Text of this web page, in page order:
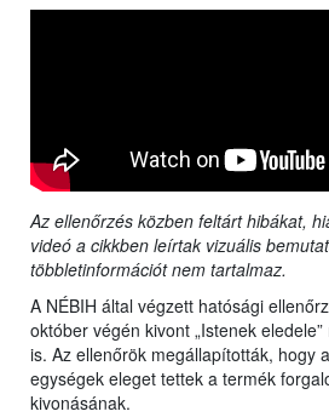
Az ellenőrzés közben feltárt hibákat,
videó a cikkben leírtak vizuális
többletinformációt nem tartalmaz.
A NÉBIH által végzett hatósági
október végén kivont „Istenek
is. Az ellenőrök megállapították, hogy
egységek eleget tettek a termék
kivonásának.